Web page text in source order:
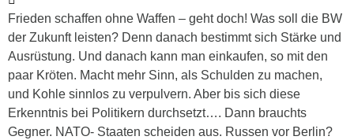
Frieden schaffen ohne Waffen – geht doch! Was soll die BW
der Zukunft leisten? Denn danach bestimmt sich Stärke und
Ausrüstung. Und danach kann man einkaufen, so mit den
paar Kröten. Macht mehr Sinn, als Schulden zu machen,
und Kohle sinnlos zu verpulvern. Aber bis sich diese
Erkenntnis bei Politikern durchsetzt…. Dann brauchts
Gegner. NATO- Staaten scheiden aus. Russen vor Berlin?